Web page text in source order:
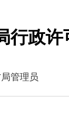
政许
管理员